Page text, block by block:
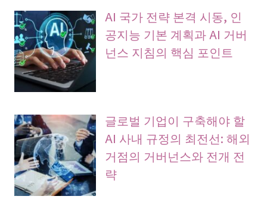
AI 국가 전략 본격 시동, 인
공지능 기본 계획과 AI 거버
넌스 지침의 핵심 포인트
글로벌 기업이 구축해야 할
AI 사내 규정의 최전선: 해외
거점의 거버넌스와 전개 전
략